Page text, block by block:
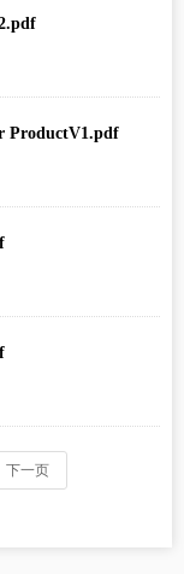
ProductV1.pdf
下一页